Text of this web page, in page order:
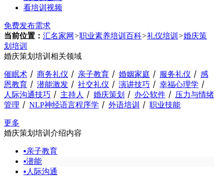
看培训视频
免费发布需求
当前位置： 汇名家网 >职业素养培训百科>礼仪培训 >婚庆策
划培训
婚庆策划培训相关领域
催眠术 丨 商务礼仪 丨 亲子教育 丨 婚姻家庭 丨 服务礼仪 丨 感
恩教育 丨 潜能激发 丨 社交礼仪 丨 演讲技巧 丨 幸福心理学 丨
人际沟通技巧 丨 主持人 丨 婚庆策划 丨 办公软件 丨 压力与情绪
管理 丨 NLP神经语言程序学 丨 外语培训 丨 职业技能
更多
婚庆策划培训介绍内容
▪亲子教育
▪潜能
▪ 人际沟通